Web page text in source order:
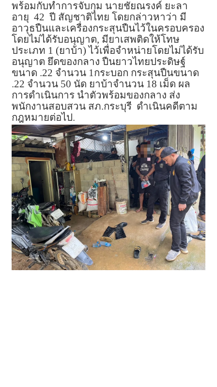
พร้อมกับทำการจับกุม นายชัยณรงค์ ยะลา
อายุ 42 ปี สัญชาติไทย โดยกล่าวหาว่า มี
อาวุธปืนและเครื่องกระสุนปืนไว้ในครอบครอง
โดยไม่ได้รับอนุญาต, มียาเสพติดให้โทษ
ประเภท 1 (ยาบ้า) ไว้เพื่อจำหน่ายโดยไม่ได้รับ
อนุญาต ยึดของกลาง ปืนยาวไทยประดิษฐ์
ขนาด .22 จำนวน 1กระบอก กระสุนปืนขนาด
.22 จำนวน 50 นัด ยาบ้าจำนวน 18 เม็ด ผล
การดำเนินการ นำตัวพร้อมของกลาง ส่ง
พนักงานสอบสวน สภ.กระบุรี ดำเนินคดีตาม
กฎหมายต่อไป.